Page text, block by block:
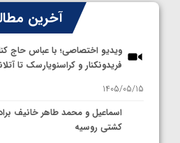
آخرین
ویدیو اختصاصی؛ با عباس حاج
فریدونکنار و کراسنویارسک تا
1405/05/15
اسماعیل و محمد طاهر خانیف
کشتی روسیه